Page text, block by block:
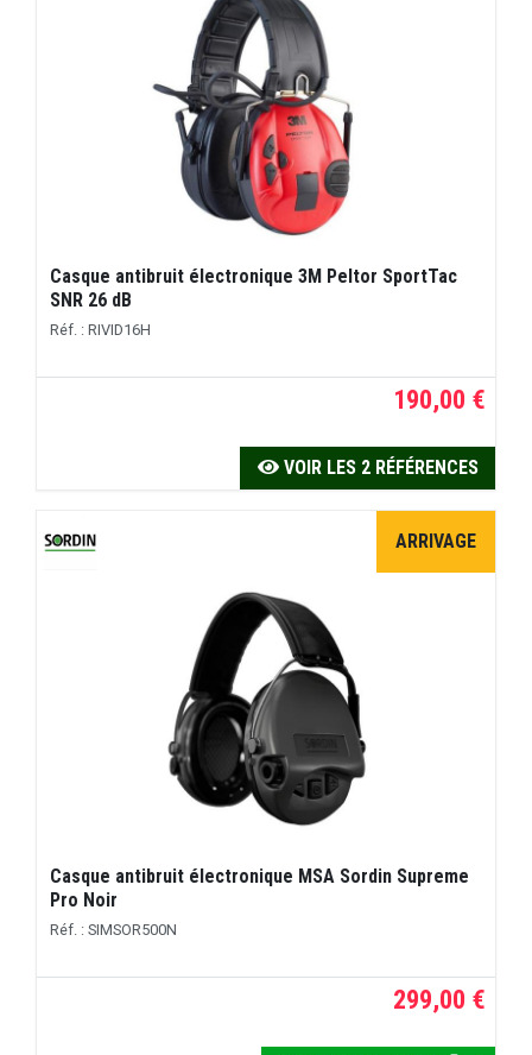
Casque antibruit électronique 3M Peltor SportTac
SNR 26 dB
Réf. : RIVID16H
190,00 €
VOIR LES 2 RÉFÉRENCES
ARRIVAGE
Casque antibruit électronique MSA Sordin Supreme
Pro Noir
Réf. : SIMSOR500N
299,00 €